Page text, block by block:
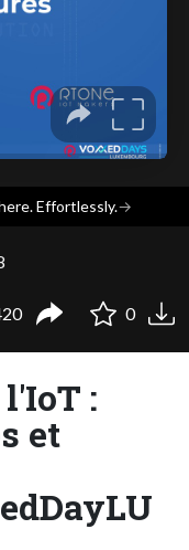
Effortlessly.→
0
:
et